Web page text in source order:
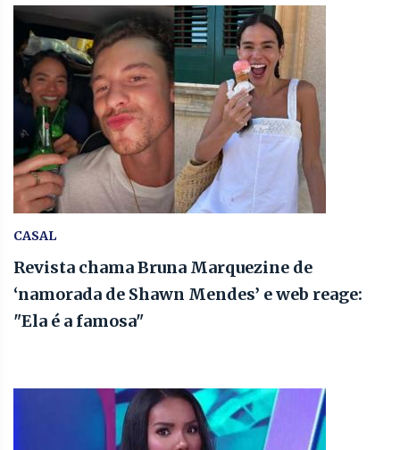
CASAL
Revista chama Bruna Marquezine de
‘namorada de Shawn Mendes’ e web reage:
"Ela é a famosa"